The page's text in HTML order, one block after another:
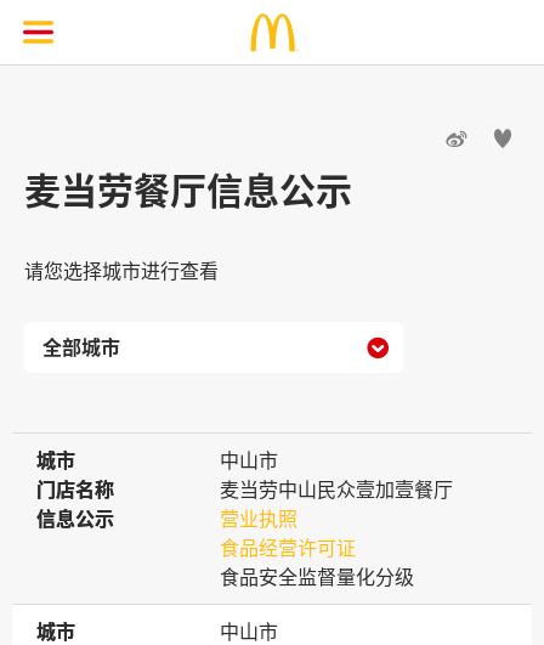
 
麦当劳餐厅信息公示
请您选择城市进行查看

城市
城市
中山市
门店名称
门店名称
麦当劳中山民众壹加壹餐厅
信息公示
信息公示
营业执照
食品经营许可证
食品安全监督量化分级
城市
城市
中山市